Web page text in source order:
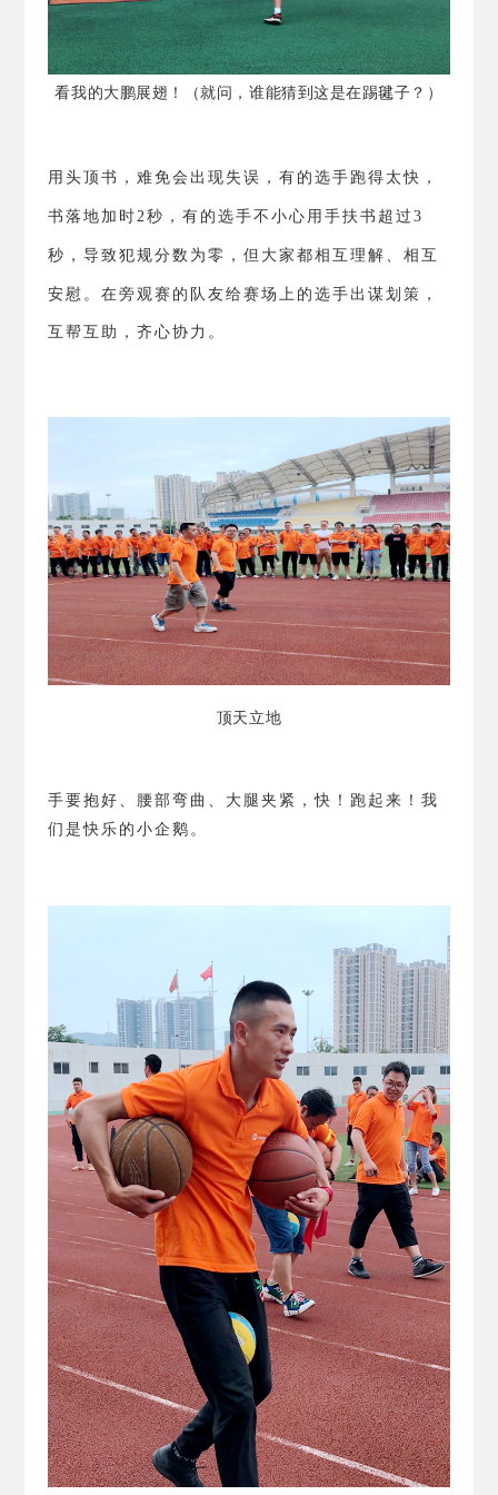
看我的大鹏展翅！（就问，谁能猜到这是在踢毽子？）
用头顶书，难免会出现失误，有的选手跑得太快，
书落地加时 2 秒，有的选手不小心用手扶书超过 3
秒，导致犯规分数为零，但大家都相互理解、相互
安慰。 在旁观赛的队友给赛场上的选手出谋划策，
互帮互助，齐心协力。
顶天立地
手要抱好、腰部弯曲、大腿夹紧，快！跑起来！我
们是快乐的小企鹅。